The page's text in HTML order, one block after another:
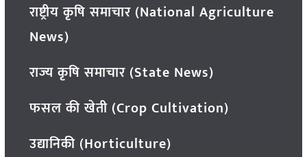
राष्ट्रीय कृषि समाचार (National Agriculture
News)
राज्य कृषि समाचार (State News)
फसल की खेती (Crop Cultivation)
उद्यानिकी (Horticulture)